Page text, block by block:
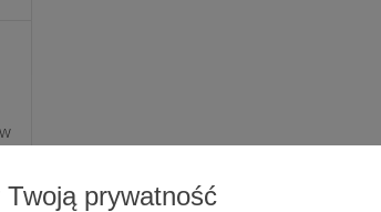
Twoją prywatność